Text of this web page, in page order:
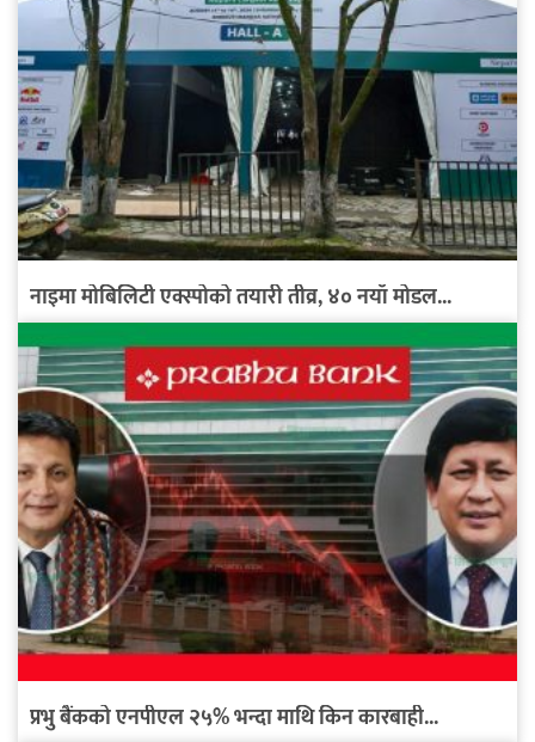
नाइमा मोबिलिटी एक्स्पोको तयारी तीव्र, ४० नयाँ मोडल...
प्रभु बैंकको एनपीएल २५% भन्दा माथि किन कारबाही...